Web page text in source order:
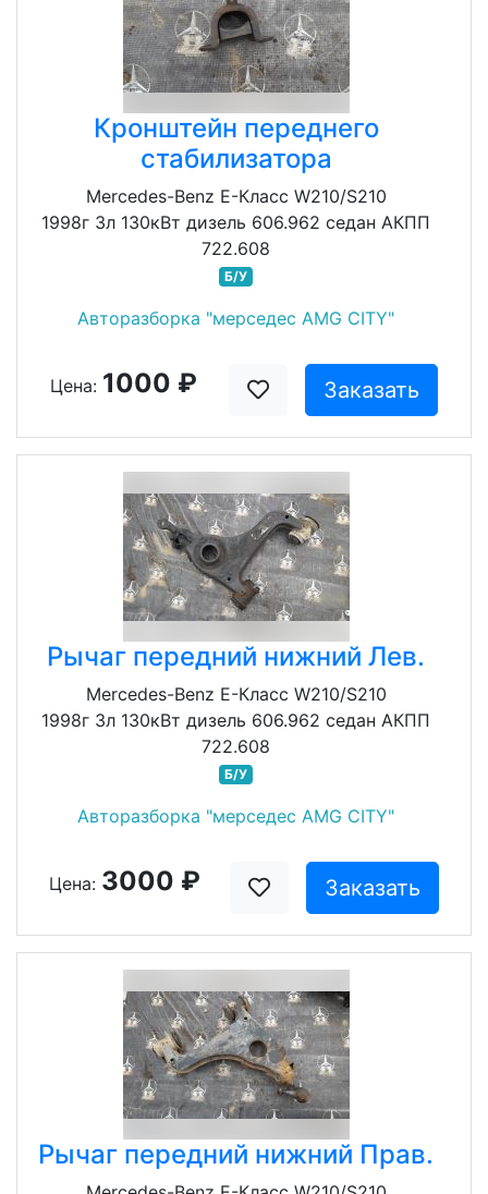
Кронштейн переднего
стабилизатора
Mercedes-Benz E-Класс W210/S210
1998г 3л 130кВт дизель 606.962 седан АКПП
722.608
Б/У
Авторазборка "мерседес AMG CITY"
Цена: 1000 ₽ Заказать
Рычаг передний нижний Лев.
Mercedes-Benz E-Класс W210/S210
1998г 3л 130кВт дизель 606.962 седан АКПП
722.608
Б/У
Авторазборка "мерседес AMG CITY"
Цена: 3000 ₽ Заказать
Рычаг передний нижний Прав.